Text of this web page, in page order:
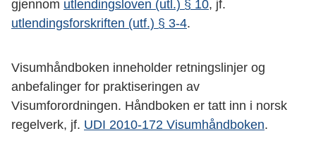
gjennom utlendingsloven (utl.) § 10, jf.
utlendingsforskriften (utf.) § 3-4.
Visumhåndboken inneholder retningslinjer og
anbefalinger for praktiseringen av
Visumforordningen. Håndboken er tatt inn i norsk
regelverk, jf. UDI 2010-172 Visumhåndboken.